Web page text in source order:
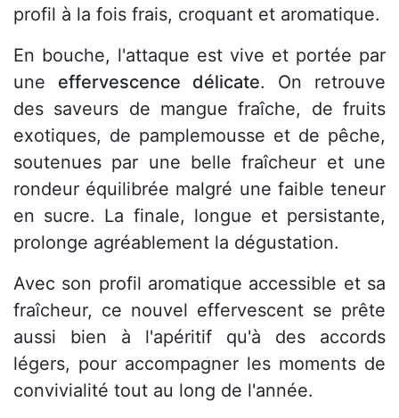
profil à la fois frais, croquant et aromatique.
En bouche, l'attaque est vive et portée par
une effervescence délicate. On retrouve
des saveurs de mangue fraîche, de fruits
exotiques, de pamplemousse et de pêche,
soutenues par une belle fraîcheur et une
rondeur équilibrée malgré une faible teneur
en sucre. La finale, longue et persistante,
prolonge agréablement la dégustation.
Avec son profil aromatique accessible et sa
fraîcheur, ce nouvel effervescent se prête
aussi bien à l'apéritif qu'à des accords
légers, pour accompagner les moments de
convivialité tout au long de l'année.